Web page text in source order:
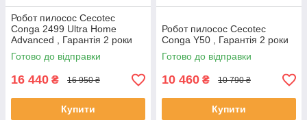
Робот пилосос Cecotec
Conga 2499 Ultra Home
Advanced , Гарантія 2 роки
Готово до відправки
16 440 ₴ 16 950 ₴
Купити
Робот пилосос Cecotec
Conga Y50 , Гарантія 2 роки
Готово до відправки
10 460 ₴ 10 790 ₴
Купити